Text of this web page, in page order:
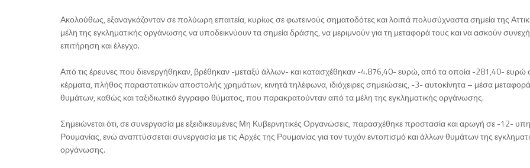
Ακολούθως, εξαναγκάζονταν σε πολύωρη επαιτεία, κυρίως σε φωτεινούς σηματοδότες και λοιπά πολυσύχναστα σημεία της
μέλη της εγκληματικής οργάνωσης να υποδεικνύουν τα σημεία δράσης, να μεριμνούν για τη μεταφορά τους και να ασκούν συνεχή
επιτήρηση και έλεγχο.
Από τις έρευνες που διενεργήθηκαν, βρέθηκαν -μεταξύ άλλων- και κατασχέθηκαν -4.876,40- ευρώ, από τα οποία -281,40- ευρώ
κέρματα, πλήθος παραστατικών αποστολής χρημάτων, κινητά τηλέφωνα, ιδιόχειρες σημειώσεις, -3- αυτοκίνητα – μέσα
θυμάτων, καθώς και ταξιδιωτικό έγγραφο θύματος, που παρακρατούνταν από τα μέλη της εγκληματικής οργάνωσης.
Σημειώνεται ότι, σε συνεργασία με εξειδικευμένες Μη Κυβερνητικές Οργανώσεις, παρασχέθηκε προστασία και αρωγή σε -12-
Ρουμανίας, ενώ αναπτύσσεται συνεργασία με τις Αρχές της Ρουμανίας για τον τυχόν εντοπισμό και άλλων θυμάτων της
οργάνωσης.